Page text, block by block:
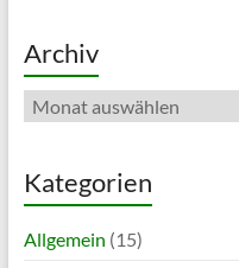
Archiv
Archiv
Kategorien
Allgemein (15)